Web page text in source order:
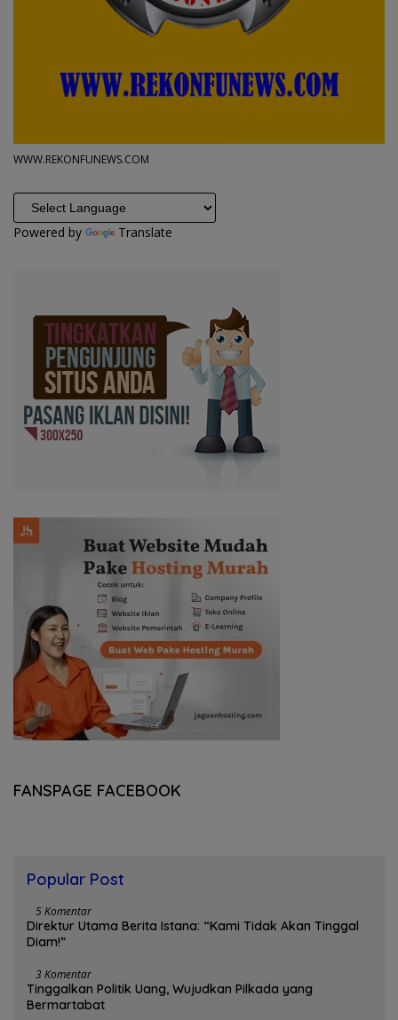
WWW.REKONFUNEWS.COM
Powered by Translate
FANSPAGE FACEBOOK
Popular Post
5 Komentar
Direktur Utama Berita Istana: “Kami Tidak Akan Tinggal
Diam!”
3 Komentar
Tinggalkan Politik Uang, Wujudkan Pilkada yang
Bermartabat